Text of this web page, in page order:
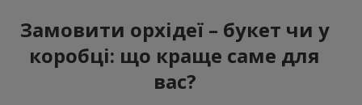
Замовити орхідеї – букет чи у
коробці: що краще саме для
вас?